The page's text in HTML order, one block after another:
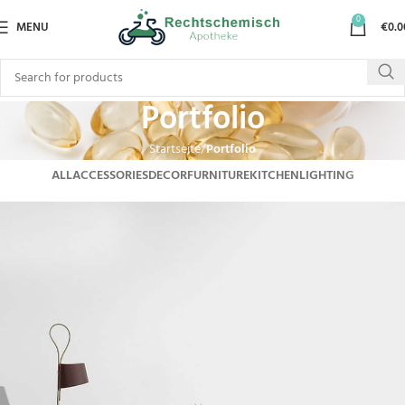
MENU 0 €
Portfolio
Startseite Portfolio
ALLACCESSORIESDECORFURNITUREKITCHENLIGHTING